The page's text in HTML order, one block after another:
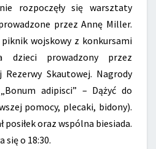
rozpoczęły się warsztaty
przez Annę Miller.
piknik wojskowy z konkursami
dzieci prowadzony przez
Rezerwy Skautowej. Nagrody
adipisci” – Dążyć do
pomocy, plecaki, bidony).
posiłek oraz wspólna biesiada.
się o 18:30.